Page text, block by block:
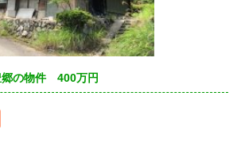
郷の物件 400万円